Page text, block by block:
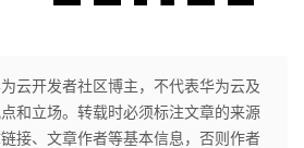
为云开发者社区博主，不代表华为云及
和立场。转载时必须标注文章的来源
链接、文章作者等基本信息，否则作者